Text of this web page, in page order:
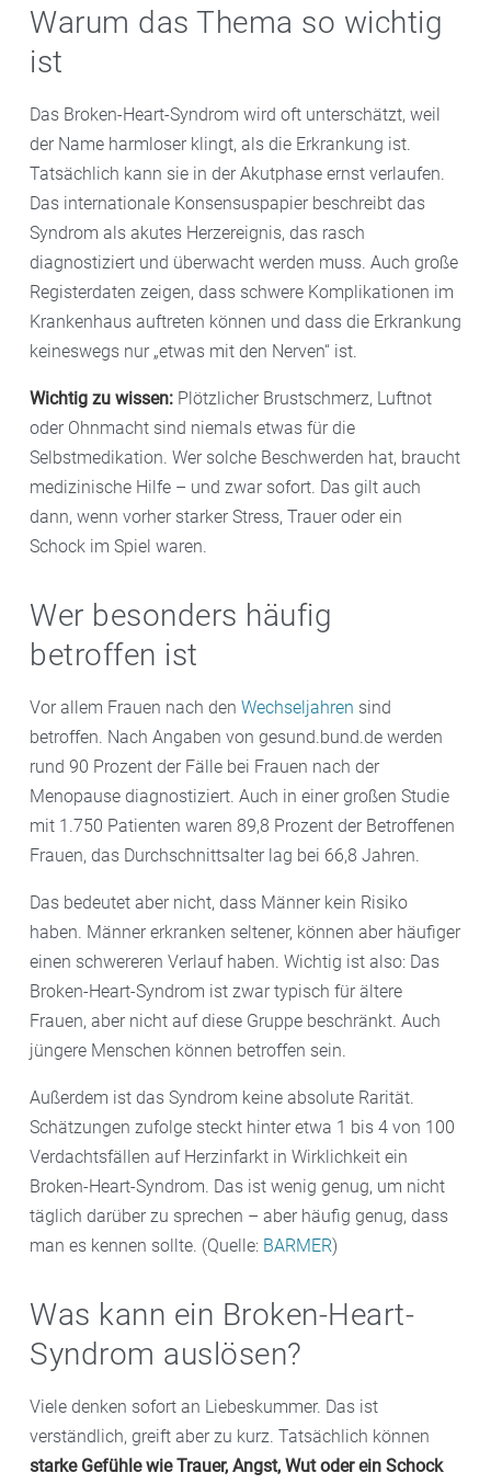
Warum das Thema so wichtig
ist
Das Broken-Heart-Syndrom wird oft unterschätzt, weil
der Name harmloser klingt, als die Erkrankung ist.
Tatsächlich kann sie in der Akutphase ernst verlaufen.
Das internationale Konsensuspapier beschreibt das
Syndrom als akutes Herzereignis, das rasch
diagnostiziert und überwacht werden muss. Auch große
Registerdaten zeigen, dass schwere Komplikationen im
Krankenhaus auftreten können und dass die Erkrankung
keineswegs nur „etwas mit den Nerven“ ist.
Wichtig zu wissen: Plötzlicher Brustschmerz, Luftnot
oder Ohnmacht sind niemals etwas für die
Selbstmedikation. Wer solche Beschwerden hat, braucht
medizinische Hilfe – und zwar sofort. Das gilt auch
dann, wenn vorher starker Stress, Trauer oder ein
Schock im Spiel waren.
Wer besonders häufig
betroffen ist
Vor allem Frauen nach den Wechseljahren sind
betroffen. Nach Angaben von gesund.bund.de werden
rund 90 Prozent der Fälle bei Frauen nach der
Menopause diagnostiziert. Auch in einer großen Studie
mit 1.750 Patienten waren 89,8 Prozent der Betroffenen
Frauen, das Durchschnittsalter lag bei 66,8 Jahren.
Das bedeutet aber nicht, dass Männer kein Risiko
haben. Männer erkranken seltener, können aber häufiger
einen schwereren Verlauf haben. Wichtig ist also: Das
Broken-Heart-Syndrom ist zwar typisch für ältere
Frauen, aber nicht auf diese Gruppe beschränkt. Auch
jüngere Menschen können betroffen sein.
Außerdem ist das Syndrom keine absolute Rarität.
Schätzungen zufolge steckt hinter etwa 1 bis 4 von 100
Verdachtsfällen auf Herzinfarkt in Wirklichkeit ein
Broken-Heart-Syndrom. Das ist wenig genug, um nicht
täglich darüber zu sprechen – aber häufig genug, dass
man es kennen sollte. (Quelle: BARMER)
Was kann ein Broken-Heart-
Syndrom auslösen?
Viele denken sofort an Liebeskummer. Das ist
verständlich, greift aber zu kurz. Tatsächlich können
starke Gefühle wie Trauer, Angst, Wut oder ein Schock